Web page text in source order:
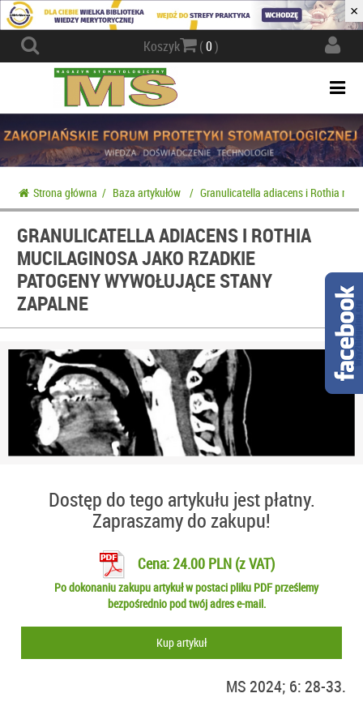
×
Koszyk (0)
Strona główna / Baza artykułów / Granulicatella adiacens i Rothia
GRANULICATELLA ADIACENS I ROTHIA
MUCILAGINOSA JAKO RZADKIE
PATOGENY WYWOŁUJĄCE STANY
ZAPALNE
Dostęp do tego artykułu jest płatny.
Zapraszamy do zakupu!
Cena: 24.00 PLN (z VAT)
Po dokonaniu zakupu artykuł w postaci pliku PDF prześlemy
bezpośrednio pod twój adres e-mail.
Kup artykuł
MS 2024; 6: 28-33.